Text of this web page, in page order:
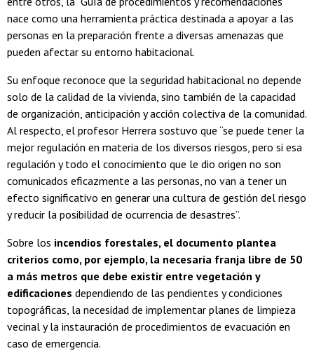
nace como una herramienta práctica destinada a apoyar a las
personas en la preparación frente a diversas amenazas que
pueden afectar su entorno habitacional.
Su enfoque reconoce que la seguridad habitacional no depende
solo de la calidad de la vivienda, sino también de la capacidad
de organización, anticipación y acción colectiva de la comunidad.
Al respecto, el profesor Herrera sostuvo que “se puede tener la
mejor regulación en materia de los diversos riesgos, pero si esa
regulación y todo el conocimiento que le dio origen no son
comunicados eficazmente a las personas, no van a tener un
efecto significativo en generar una cultura de gestión del riesgo
y reducir la posibilidad de ocurrencia de desastres”.
Sobre los incendios forestales, el documento plantea
criterios como, por ejemplo, la necesaria franja libre de 50
a más metros que debe existir entre vegetación y
edificaciones dependiendo de las pendientes y condiciones
topográficas, la necesidad de implementar planes de limpieza
vecinal y la instauración de procedimientos de evacuación en
caso de emergencia.